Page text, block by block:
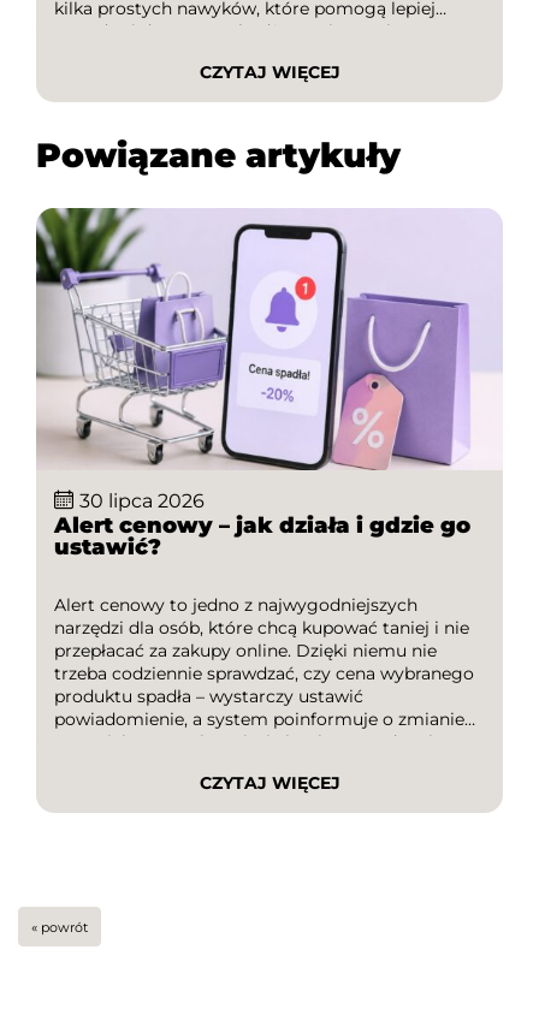
kilka prostych nawyków, które pomogą lepiej
zarządzać domowym budżetem i stopniowo
tym poradniku dowiesz się, jak skutecznie
oszczędzać, na co zwrócić uwagę podczas
kody […]
CZYTAJ WIĘCEJ
Powiązane artykuły
30 lipca 2026
Alert cenowy – jak działa i gdzie go
ustawić?
Alert cenowy to jedno z najwygodniejszych
narzędzi dla osób, które chcą kupować taniej i nie
przepłacać za zakupy online. Dzięki niemu nie
trzeba codziennie sprawdzać, czy cena wybranego
produktu spadła – wystarczy ustawić
powiadomienie, a system poinformuje o zmianie
wartości. To rozwiązanie świetnie sprawdza się
sezonowych wyprzedaży czy polowania na
najlepsze okazje. W tym artykule […]
CZYTAJ WIĘCEJ
« powrót